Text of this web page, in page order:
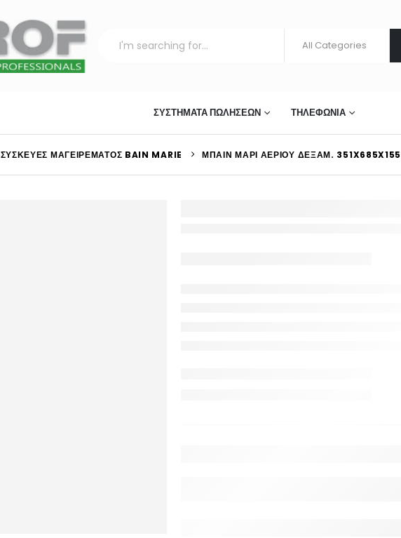
ΣΥΣΤΉΜΑΤΑ ΠΩΛΉΣΕΩΝ ΤΗΛΕΦΩΝΊΑ
ΣΥΣΚΕΥΈΣ ΜΑΓΕΙΡΈΜΑΤΟΣ BAIN MARIE ΜΠΑΙΝ ΜΑΡΊ ΑΕΡΊΟΥ ΔΕΞΑΜ.